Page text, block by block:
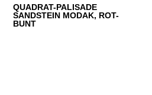
QUADRAT-PALISADE
SANDSTEIN MODAK, ROT-
BUNT